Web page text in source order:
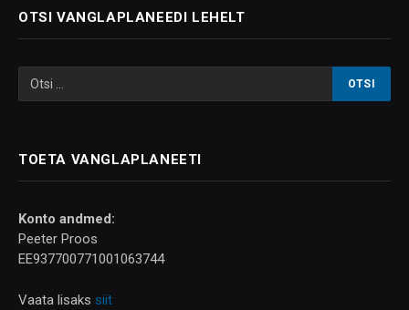
OTSI VANGLAPLANEEDI LEHELT
TOETA VANGLAPLANEETI
Konto andmed:
Peeter Proos
EE937700771001063744
Vaata lisaks siit